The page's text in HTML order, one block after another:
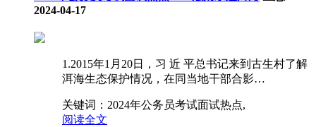
2024-04-17
1.2015年1月20日，习 近 平总书记来到古生村了解
洱海生态保护情况，在同当地干部合影…
关键词： 2024年公务员考试面试热点,
阅读全文